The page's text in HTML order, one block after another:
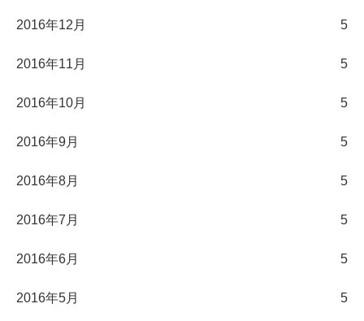
2016年12月 5
2016年11月 5
2016年10月 5
2016年9月 5
2016年8月 5
2016年7月 5
2016年6月 5
2016年5月 5